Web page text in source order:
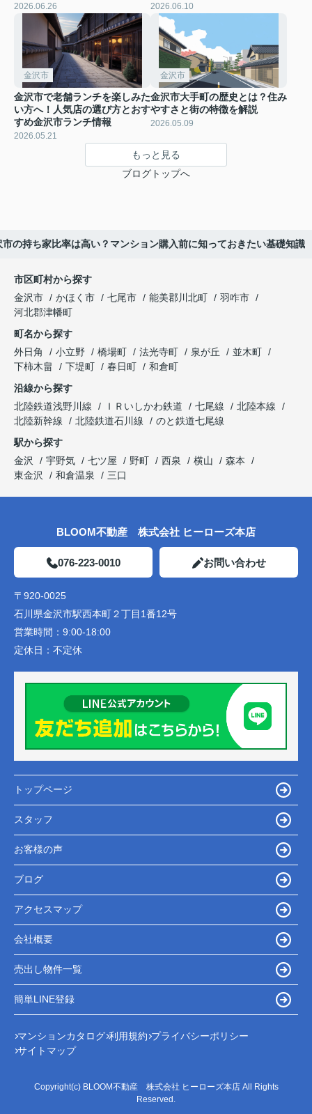
2026.06.26 2026.06.10
金沢市
金沢市で老舗ランチを楽しみた
い方へ！人気店の選び方とおす
すめ金沢市ランチ情報
2026.05.21
金沢市
金沢市大手町の歴史とは？住み
やすさと街の特徴を解説
2026.05.09
もっと見る
ブログトップへ
市の持ち家比率は高い？マンション購入前に知っておきたい基礎知識
市区町村から探す
金沢市
かほく市 七尾市 能美郡川北町
羽咋市
河北郡津幡町
町名から探す
外日角
小立野 橋場町 法光寺町 泉が丘
並木町
下柿木畠
下堤町 春日町
和倉町
沿線から探す
北陸鉄道浅野川線
ＩＲいしかわ鉄道 七尾線
北陸本線
北陸新幹線
北陸鉄道石川線
のと鉄道七尾線
駅から探す
金沢
宇野気 七ツ屋 野町 西泉 横山
森本
東金沢
和倉温泉 三口
BLOOM不動産 株式会社 ヒーローズ本店
076-223-0010 お問い合わせ
〒920-0025
石川県金沢市駅西本町２丁目1番12号
営業時間： 9:00-18:00
定休日： 不定休
トップページ
スタッフ
お客様の声
ブログ
アクセスマップ
会社概要
売出し物件一覧
簡単LINE登録
マンションカタログ 利用規約 プライバシーポリシー
サイトマップ
Copyright(c) BLOOM不動産 株式会社 ヒーローズ本店 All Rights
Reserved.